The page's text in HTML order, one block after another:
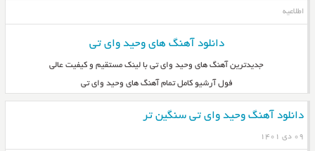
اطلاعیه
دانلود آهنگ های وحید وای تی
جدیدترین آهنگ های وحید وای تی با لینک مستقیم و کیفیت عالی
فول آرشیو کامل تمام آهنگ های وحید وای تی
دانلود آهنگ وحید وای تی سنگین تر
۰۹ دی ۱۴۰۱